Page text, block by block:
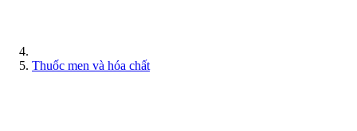
Thuốc men và hóa chất